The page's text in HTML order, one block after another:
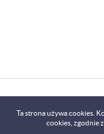
Ta strona używa cookies.
cookies, zgodnie